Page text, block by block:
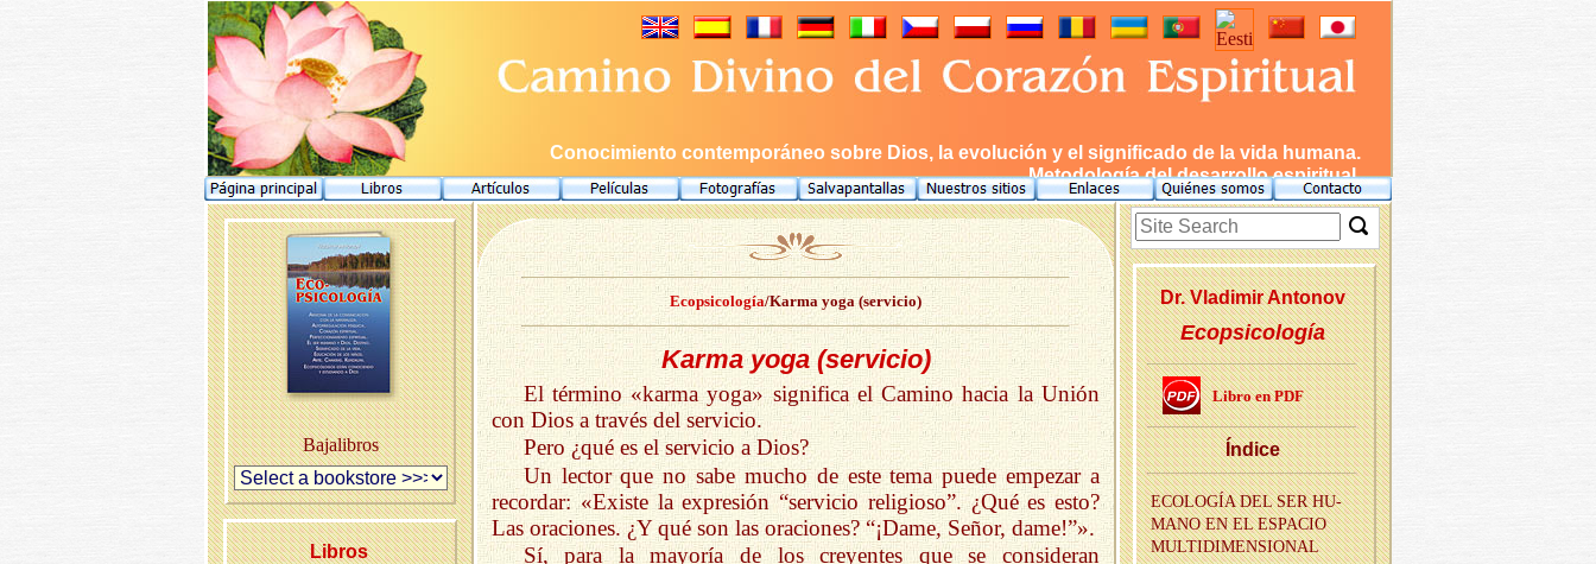
Conocimiento contemporáneo sobre Dios, la evolución y el significado de la vida humana.
Metodología del desarrollo espiritual.
Ecopsicología/Karma yoga (servicio)
Karma yoga (servicio)
El término «karma yoga» significa el Camino hacia la Unión
con Dios a través del servicio.
Pero ¿qué es el servicio a Dios?
Un lector que no sabe mucho de este tema puede empezar a
recordar: «Existe la expresión “servicio religioso”. ¿Qué es esto?
Las oraciones. ¿Y qué son las oraciones? “¡Dame, Señor, dame!”».
Sí, para la mayoría de los creyentes que se consideran
Dr. Vla­di­mir An­to­nov
Ecopsicología
Libro en PDF
Ín­di­ce
ECO­LO­GÍA DEL SER HU­
MANO EN EL ES­PA­CIO
MUL­TI­DI­MEN­SIO­NAL
Bajalibros
Libros